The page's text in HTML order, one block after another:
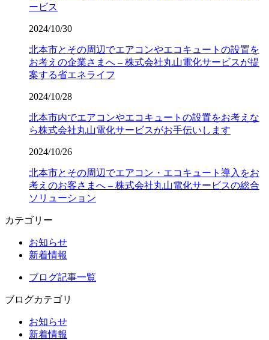
ービス
2024/10/30
北本市とその周辺でエアコンやエコキュートの設置を
お考えの企業さまへ – 株式会社丸山電化サービスが提
案する省エネライフ
2024/10/28
北本市内でエアコンやエコキュートの設置をお考えな
ら株式会社丸山電化サービスがお手伝いします
2024/10/26
北本市とその周辺でエアコン・エコキュート導入をお
考えのお客さまへ – 株式会社丸山電化サービスの総合
ソリューション
カテゴリー
お知らせ
新着情報
ブログ記事一覧
ブログカテゴリ
お知らせ
新着情報